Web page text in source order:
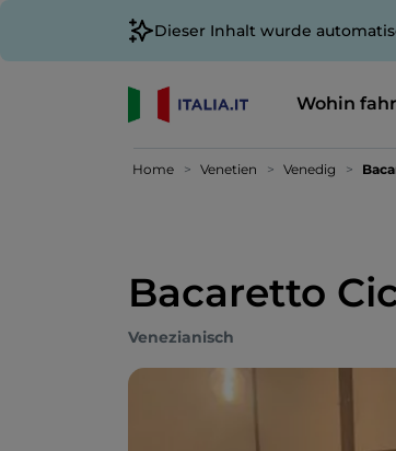
Dieser Inhalt wurde
Wohin
Home Venetien Venedig
Bacaretto
Venezianisch